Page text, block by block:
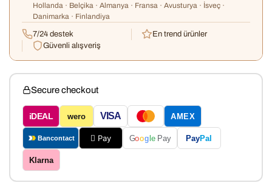
Hollanda · Belçika · Almanya · Fransa · Avusturya · İsveç ·
Danimarka · Finlandiya
7/24 destek
En trend ürünler
Güvenli alışveriş
Secure checkout
iDEAL wero VISA AMEX
Bancontact  Pay Goog le Pay PayPal
Klarna
Confirm your age
Are you 18 years old or older?